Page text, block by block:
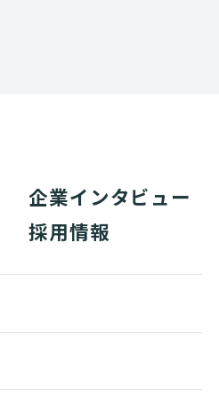
企業インタビュー
採用情報